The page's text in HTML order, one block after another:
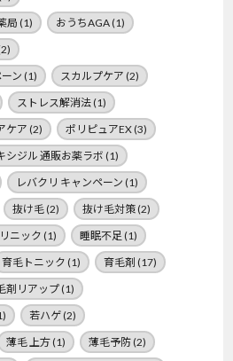
局 (1) おうちAGA(1)
ン (1) スカルプケア (2)
ストレス解消法(1)
ケア (2) ポリピュアEX(3)
シジル 通販お薬ラボ (1)
レバクリ キャンペーン (1)
抜け毛(2) 抜け毛対策(2)
ニック (1) 睡眠不足 (1)
育毛トニック (1) 育毛剤 (17)
剤リアップ(1)
若ハゲ(2)
薄毛 上方(1) 薄毛予防(2)